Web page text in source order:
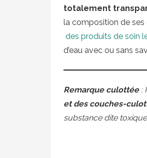
totalement
la composition de ses
des produits de soin
d’eau avec ou sans
Remarque culottée:
et des couches-
substance dite